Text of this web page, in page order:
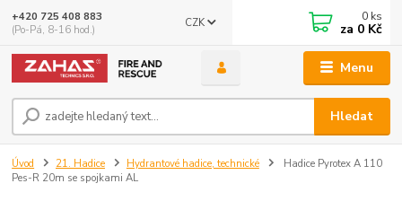
Menu
CZK
Hledat
+420 725 408 883
(Po-Pá, 8-16 hod.)
0 ks
za 0 Kč
Úvod 21. Hadice Hydrantové hadice, technické
Hadice Pyrotex A 110
Pes-R 20m se spojkami AL